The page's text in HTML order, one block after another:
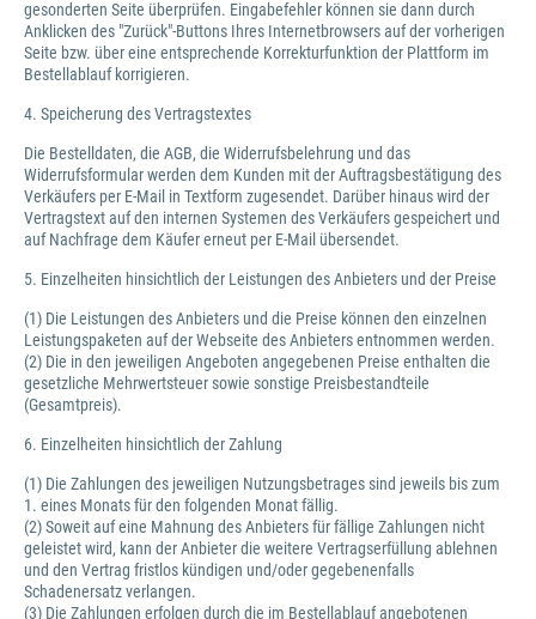
gesonderten Seite überprüfen. Eingabefehler können sie dann durch
Anklicken des "Zurück"-Buttons Ihres Internetbrowsers auf der vorherigen
Seite bzw. über eine entsprechende Korrekturfunktion der Plattform im
Bestellablauf korrigieren.
4. Speicherung des Vertragstextes
Die Bestelldaten, die AGB, die Widerrufsbelehrung und das
Widerrufsformular werden dem Kunden mit der Auftragsbestätigung des
Verkäufers per E-Mail in Textform zugesendet. Darüber hinaus wird der
Vertragstext auf den internen Systemen des Verkäufers gespeichert und
auf Nachfrage dem Käufer erneut per E-Mail übersendet.
5. Einzelheiten hinsichtlich der Leistungen des Anbieters und der Preise
(1) Die Leistungen des Anbieters und die Preise können den einzelnen
Leistungspaketen auf der Webseite des Anbieters entnommen werden.
(2) Die in den jeweiligen Angeboten angegebenen Preise enthalten die
gesetzliche Mehrwertsteuer sowie sonstige Preisbestandteile
(Gesamtpreis).
6. Einzelheiten hinsichtlich der Zahlung
(1) Die Zahlungen des jeweiligen Nutzungsbetrages sind jeweils bis zum
1. eines Monats für den folgenden Monat fällig.
(2) Soweit auf eine Mahnung des Anbieters für fällige Zahlungen nicht
geleistet wird, kann der Anbieter die weitere Vertragserfüllung ablehnen
und den Vertrag fristlos kündigen und/oder gegebenenfalls
Schadenersatz verlangen.
(3) Die Zahlungen erfolgen durch die im Bestellablauf angebotenen